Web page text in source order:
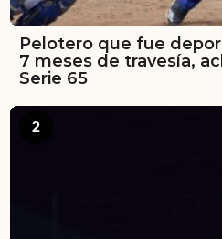
Pelotero que fue
7 meses de travesía,
Serie 65
2